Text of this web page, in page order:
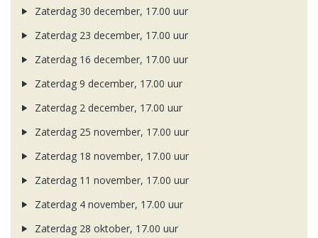
Zaterdag 30 december, 17.00 uur
Zaterdag 23 december, 17.00 uur
Zaterdag 16 december, 17.00 uur
Zaterdag 9 december, 17.00 uur
Zaterdag 2 december, 17.00 uur
Zaterdag 25 november, 17.00 uur
Zaterdag 18 november, 17.00 uur
Zaterdag 11 november, 17.00 uur
Zaterdag 4 november, 17.00 uur
Zaterdag 28 oktober, 17.00 uur